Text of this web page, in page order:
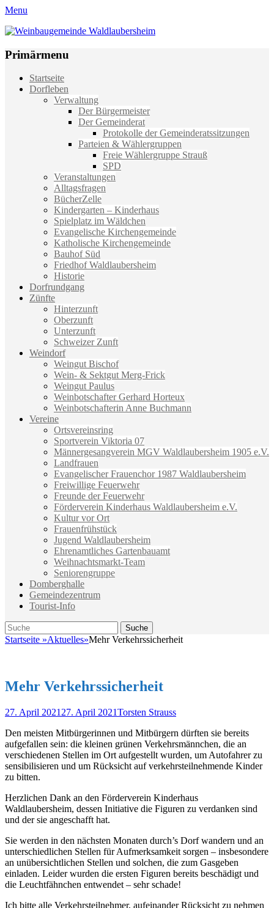
Menu
Weinbaugemeinde Waldlaubersheim
Primärmenu
Weiter
zum
Startseite
Dorfleben
Verwaltung
Der Bürgermeister
Der Gemeinderat
Protokolle der Gemeinderatssitzungen
Parteien & Wählergruppen
Freie Wählergruppe Strauß
SPD
Veranstaltungen
Alltagsfragen
BücherZelle
Kindergarten – Kinderhaus
Spielplatz im Wäldchen
Evangelische Kirchengemeinde
Katholische Kirchengemeinde
Bauhof Süd
Friedhof Waldlaubersheim
Historie
Dorfrundgang
Zünfte
Hinterzunft
Oberzunft
Unterzunft
Schweizer Zunft
Weindorf
Weingut Bischof
Wein- & Sektgut Merg-Frick
Weingut Paulus
Weinbotschafter Gerhard Horteux
Weinbotschafterin Anne Buchmann
Vereine
Ortsvereinsring
Sportverein Viktoria 07
Männergesangverein MGV Waldlaubersheim 1905 e.V.
Landfrauen
Evangelischer Frauenchor 1987 Waldlaubersheim
Freiwillige Feuerwehr
Freunde der Feuerwehr
Förderverein Kinderhaus Waldlaubersheim e.V.
Kultur vor Ort
Frauenfrühstück
Jugend Waldlaubersheim
Ehrenamtliches Gartenbauamt
Weihnachtsmarkt-Team
Seniorengruppe
Domberghalle
Gemeindezentrum
Tourist-Info
Suche
Suche
nach:
Startseite »Aktuelles»Mehr Verkehrssicherheit
Mehr Verkehrssicherheit
Veröffentlicht
27. April 2021 27. April 2021Autor
Torsten Strauss
Den meisten Mitbürgerinnen und Mitbürgern dürften sie bereits
aufgefallen sein: die kleinen grünen Verkehrsmännchen, die an
verschiedenen Stellen im Ort aufgestellt wurden, um Autofahrer zu
sensibilisieren und um Rücksicht auf verkehrsteilnehmende Kinder
zu bitten.
Herzlichen Dank an den Förderverein Kinderhaus
Waldlaubersheim, dessen Initiative die Figuren zu verdanken sind
und der sie angeschafft hat.
Sie werden in den nächsten Monaten durch’s Dorf wandern und an
unterschiedlichen Stellen für Aufmerksamkeit sorgen – insbesondere
an unübersichtlichen Stellen und solchen, die zum Gasgeben
einladen. Leider wurden die ersten Figuren bereits beschädigt und
die Leuchtfähnchen entwendet – sehr schade!
Ich bitte alle Verkehrsteilnehmer, aufeinander Rücksicht zu nehmen